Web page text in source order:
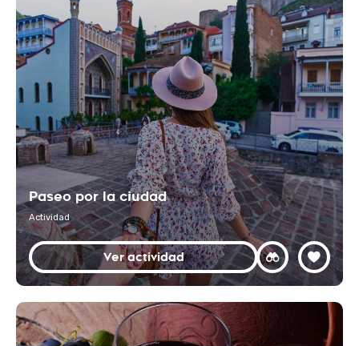
Paseo por la ciudad
Actividad
Ver actividad